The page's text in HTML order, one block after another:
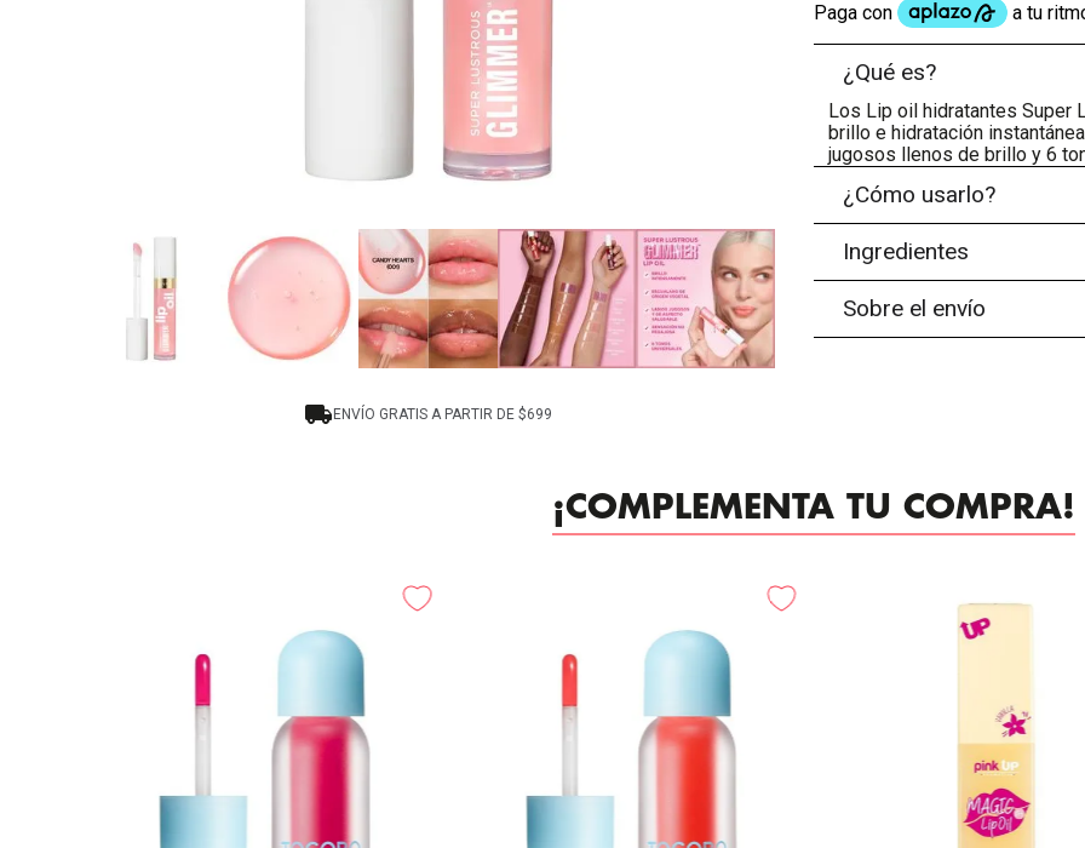
ENVÍO GRATIS A PARTIR DE $699
¿Qué es?
Los Lip oil hidratantes Super
brillo e hidratación
jugosos llenos de brillo y 6
¿Cómo usarlo?
Ingredientes
Sobre el envío
¡COMPLEMENTA TU COMPRA!